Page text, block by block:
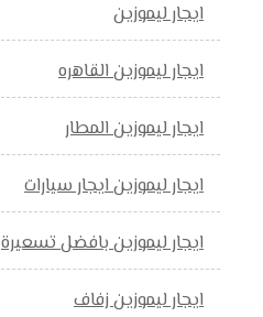
ايجار ليموزين
ايجار ليموزين القاهره
ايجار ليموزين المطار
ايجار ليموزين ايجار سيارات
ايجار ليموزين بافضل تسعيرة
ايجار ليموزين زفاف